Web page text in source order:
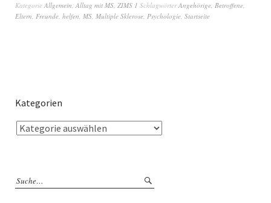
Kategorie Allgemein, Alltag mit MS, ZIMS 1 SchlagwörterAngehörige, Betroffene,
Eltern, Freunde, helfen, MS, Multiple Sklerose, Psychologie, Startseite
Kategorien